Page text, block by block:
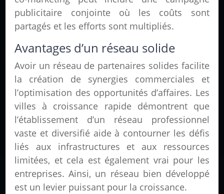
publicitaire conjointe où les coûts sont
partagés et les efforts sont multipliés.
Avantages d’un réseau solide
Avoir un réseau de partenaires solides facilite
la création de synergies commerciales et
l’optimisation des opportunités d’affaires. Les
villes à croissance rapide démontrent que
l’établissement d’un réseau professionnel
vaste et diversifié aide à contourner les défis
liés aux infrastructures et aux ressources
limitées, et cela est également vrai pour les
entreprises. Ainsi, un réseau bien développé
est un levier puissant pour la croissance.